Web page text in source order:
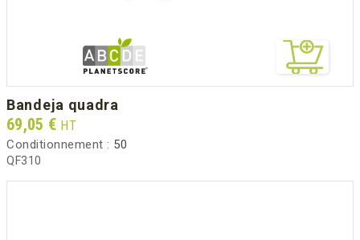
bandeja quadra
Prix
69,05 € HT
Conditionnement : 50
QF310